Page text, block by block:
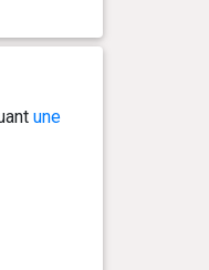
une